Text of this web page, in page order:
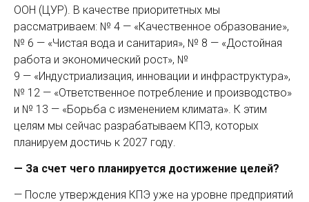
ООН (ЦУР). В качестве приоритетных мы
рассматриваем: № 4 — «Качественное образование»,
№ 6 — «Чистая вода и санитария», № 8 — «Достойная
работа и экономический рост», №
9 — «Индустриализация, инновации и инфраструктура»,
№ 12 — «Ответственное потребление и производство»
и № 13 — «Борьба с изменением климата». К этим
целям мы сейчас разрабатываем КПЭ, которых
планируем достичь к 2027 году.
— За счет чего планируется достижение целей?
— После утверждения КПЭ уже на уровне предприятий